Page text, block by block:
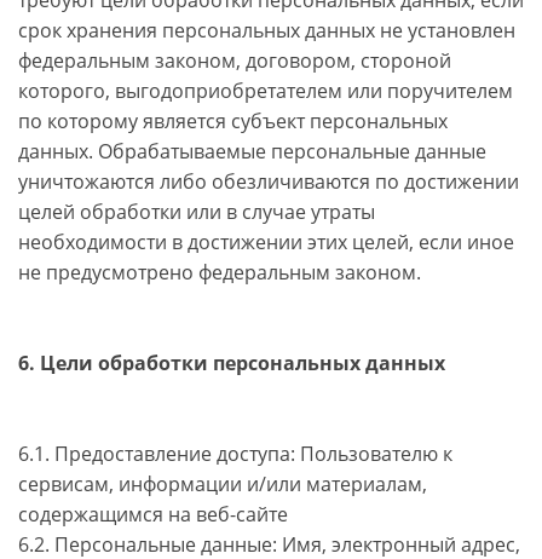
срок хранения персональных данных не установлен
федеральным законом, договором, стороной
которого, выгодоприобретателем или поручителем
по которому является субъект персональных
данных. Обрабатываемые персональные данные
уничтожаются либо обезличиваются по достижении
целей обработки или в случае утраты
необходимости в достижении этих целей, если иное
не предусмотрено федеральным законом.
6. Цели обработки персональных данных
6.1. Предоставление доступа: Пользователю к
сервисам, информации и/или материалам,
содержащимся на веб-сайте
6.2. Персональные данные: Имя, электронный адрес,